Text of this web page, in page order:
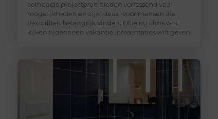
compacte projectoren bieden verrassend veel
mogelijkheden en zijn ideaal voor mensen die
flexibiliteit belangrijk vinden. Of je nu films wilt
kijken tijdens een vakantie, presentaties wilt geven